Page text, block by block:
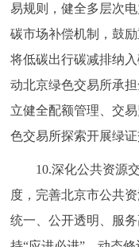
易规则，健全多层次
碳市场补偿机制，鼓
将低碳出行碳减排纳
动北京绿色交易所承
立健全配额管理、交
色交易所探索开展绿证
10.深化公共资源交
度，完善北京市公共
统一、公开透明、服